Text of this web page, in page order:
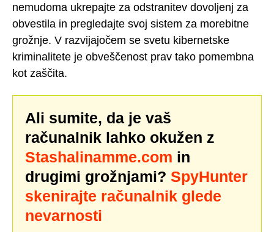
nemudoma ukrepajte za odstranitev dovoljenj za
obvestila in pregledajte svoj sistem za morebitne
grožnje. V razvijajočem se svetu kibernetske
kriminalitete je obveščenost prav tako pomembna
kot zaščita.
Ali sumite, da je vaš
računalnik lahko okužen z
Stashalinamme.com in
drugimi grožnjami? SpyHunter
skenirajte računalnik glede
nevarnosti